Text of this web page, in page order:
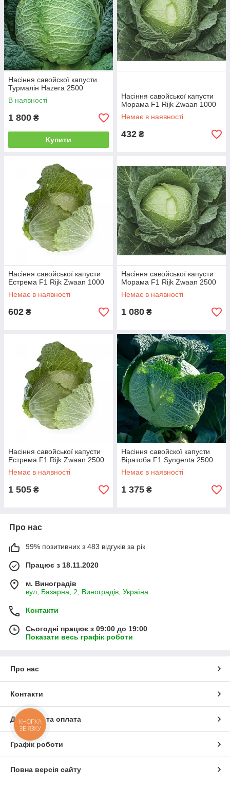
Насіння савойскої капусти
Турмалін Hazera 2500
В наявності
1 800 ₴
Купити
Насіння савойської капусти
Морама F1 Rijk Zwaan 1000
Немає в наявності
432 ₴
Насіння савойської капусти
Естрема F1 Rijk Zwaan 1000
Немає в наявності
602 ₴
Насіння савойської капусти
Морама F1 Rijk Zwaan 2500
Немає в наявності
1 080 ₴
Насіння савойської капусти
Естрема F1 Rijk Zwaan 2500
Немає в наявності
1 505 ₴
Насіння савойскої капусти
Віратоба F1 Syngenta 2500
Немає в наявності
1 375 ₴
Про нас
99% позитивних з 483 відгуків за рік
Працює з 18.11.2020
м. Виноградів
вул, Базарна, 2, Виноградів, Україна
Контакти
Сьогодні працює з 09:00 до 19:00
Показати весь графік роботи
Про нас
Контакти
Доставка та оплата
Графік роботи
Повна версія сайту
КНОПКА
ЗВ'ЯЗКУ